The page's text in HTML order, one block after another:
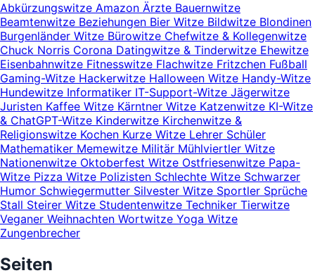
Abkürzungswitze Amazon Ärzte Bauernwitze
Beamtenwitze Beziehungen Bier Witze Bildwitze Blondinen
Burgenländer Witze Bürowitze Chefwitze & Kollegenwitze
Chuck Norris Corona Datingwitze & Tinderwitze Ehewitze
Eisenbahnwitze Fitnesswitze Flachwitze Fritzchen Fußball
Gaming-Witze Hackerwitze Halloween Witze Handy-Witze
Hundewitze Informatiker IT-Support-Witze Jägerwitze
Juristen Kaffee Witze Kärntner Witze Katzenwitze KI-Witze
& ChatGPT-Witze Kinderwitze Kirchenwitze &
Religionswitze Kochen Kurze Witze Lehrer Schüler
Mathematiker Memewitze Militär Mühlviertler Witze
Nationenwitze Oktoberfest Witze Ostfriesenwitze Papa-
Witze Pizza Witze Polizisten Schlechte Witze Schwarzer
Humor Schwiegermutter Silvester Witze Sportler Sprüche
Stall Steirer Witze Studentenwitze Techniker Tierwitze
Veganer Weihnachten Wortwitze Yoga Witze
Zungenbrecher
Seiten